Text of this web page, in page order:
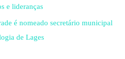
e lideranças
é nomeado secretário municipal
de Lages